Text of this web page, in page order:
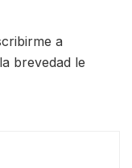
a
brevedad le